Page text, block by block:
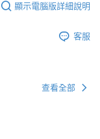
顯示電腦版詳細說明
客服
查看全部